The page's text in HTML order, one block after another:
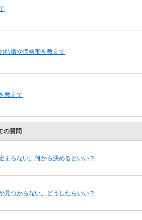
特徴や価格帯を教えて
教えて
の質問
まらない。何から決めるといい？
見つからない。どうしたらいい？